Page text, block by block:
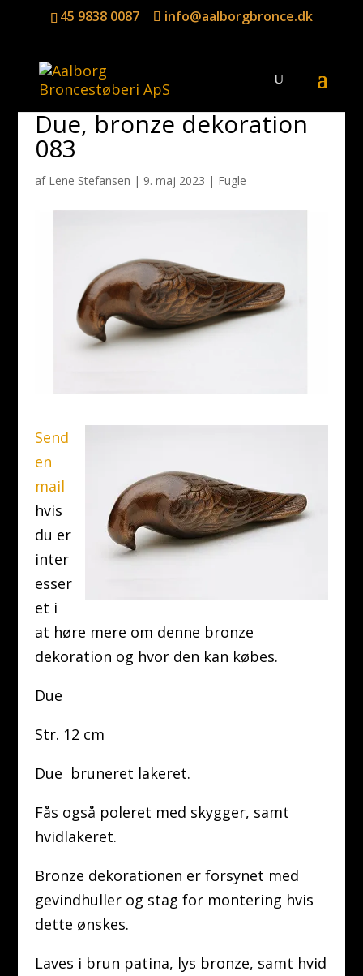
45 9838 0087 info@aalborgbronce.dk
Due, bronze dekoration
083
af Lene Stefansen | 9. maj 2023 | Fugle
Send
en
mail
hvis
du er
inter
esser
et i
at høre mere om denne bronze
dekoration og hvor den kan købes.
Due
Str. 12 cm
Due bruneret lakeret.
Fås også poleret med skygger, samt
hvidlakeret.
Bronze dekorationen er forsynet med
gevindhuller og stag for montering hvis
dette ønskes.
Laves i brun patina, lys bronze, samt hvid